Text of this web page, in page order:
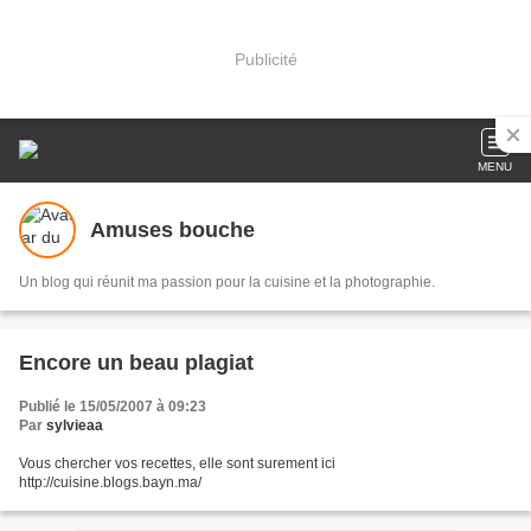
Publicité
MENU
Amuses bouche
Un blog qui réunit ma passion pour la cuisine et la photographie.
Encore un beau plagiat
Publié le 15/05/2007 à 09:23
Par sylvieaa
Vous chercher vos recettes, elle sont surement ici
http://cuisine.blogs.bayn.ma/